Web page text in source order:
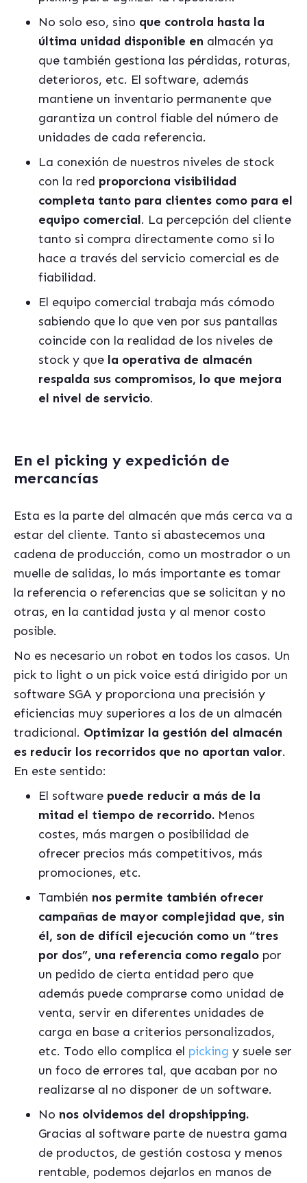
No solo eso, sino que controla hasta la
última unidad disponible en almacén ya
que también gestiona las pérdidas, roturas,
deterioros, etc. El software, además
mantiene un inventario permanente que
garantiza un control fiable del número de
unidades de cada referencia.
La conexión de nuestros niveles de stock
con la red proporciona visibilidad
completa tanto para clientes como para el
equipo comercial. La percepción del cliente
tanto si compra directamente como si lo
hace a través del servicio comercial es de
fiabilidad.
El equipo comercial trabaja más cómodo
sabiendo que lo que ven por sus pantallas
coincide con la realidad de los niveles de
stock y que la operativa de almacén
respalda sus compromisos, lo que mejora
el nivel de servicio.
En el picking y expedición de
mercancías
Esta es la parte del almacén que más cerca va a
estar del cliente. Tanto si abastecemos una
cadena de producción, como un mostrador o un
muelle de salidas, lo más importante es tomar
la referencia o referencias que se solicitan y no
otras, en la cantidad justa y al menor costo
posible.
No es necesario un robot en todos los casos. Un
pick to light o un pick voice está dirigido por un
software SGA y proporciona una precisión y
eficiencias muy superiores a los de un almacén
tradicional. Optimizar la gestión del almacén
es reducir los recorridos que no aportan valor.
En este sentido:
El software puede reducir a más de la
mitad el tiempo de recorrido. Menos
costes, más margen o posibilidad de
ofrecer precios más competitivos, más
promociones, etc.
También nos permite también ofrecer
campañas de mayor complejidad que, sin
él, son de difícil ejecución como un “tres
por dos”, una referencia como regalo por
un pedido de cierta entidad pero que
además puede comprarse como unidad de
venta, servir en diferentes unidades de
carga en base a criterios personalizados,
etc. Todo ello complica el picking y suele ser
un foco de errores tal, que acaban por no
realizarse al no disponer de un software.
No nos olvidemos del dropshipping.
Gracias al software parte de nuestra gama
de productos, de gestión costosa y menos
rentable, podemos dejarlos en manos de